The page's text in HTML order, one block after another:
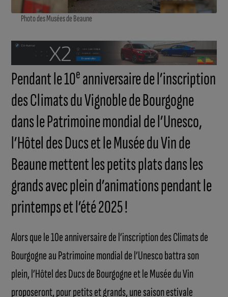
Photo des Musées de Beaune
Pendant le 10eanniversaire de l’inscription
des Climats du Vignoble de Bourgogne
dans le Patrimoine mondial de l’Unesco,
l’Hôtel des Ducs et le Musée du Vin de
Beaune mettent les petits plats dans les
grands avec plein d’animations pendant le
printemps et l’été 2025 !
Alors que le 10e anniversaire de l’inscription des Climats de
Bourgogne au Patrimoine mondial de l’Unesco battra son
plein, l’Hôtel des Ducs de Bourgogne et le Musée du Vin
proposeront, pour petits et grands, une saison estivale